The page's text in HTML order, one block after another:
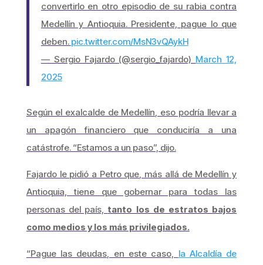
convertirlo en otro episodio de su rabia contra
Medellín y Antioquia. Presidente, pague lo que
deben. pic.twitter.com/MsN3vQAykH
— Sergio Fajardo (@sergio_fajardo) March 12,
2025
Según el exalcalde de Medellín, eso podría llevar a
un apagón financiero que conduciría a una
catástrofe. “Estamos a un paso”, dijo.
Fajardo le pidió a Petro que, más allá de Medellín y
Antioquia, tiene que gobernar para todas las
personas del país, tanto los de estratos bajos
como medios y los más privilegiados.
“Pague las deudas, en este caso, la Alcaldía de